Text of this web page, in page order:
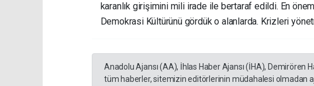
karanlık girişimini mili irade ile bertaraf edildi. En
Demokrasi Kültürünü gördük o alanlarda. Krizleri
Anadolu Ajansı (AA), İhlas Haber Ajansı (İHA), Demirören
tüm haberler, sitemizin editörlerinin müdahalesi olmadan